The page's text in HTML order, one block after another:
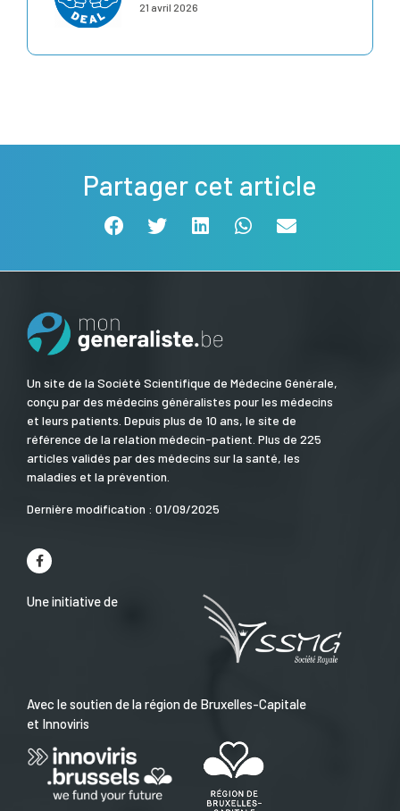
21 avril 2026
Partager cet article
Un site de la Société Scientifique de Médecine Générale,
conçu par des médecins généralistes pour les médecins
et leurs patients. Depuis plus de 10 ans, le site de
référence de la relation médecin-patient. Plus de 225
articles validés par des médecins sur la santé, les
maladies et la prévention.
Dernière modification : 01/09/2025
Une initiative de
Avec le soutien de la région de Bruxelles-Capitale
et Innoviris